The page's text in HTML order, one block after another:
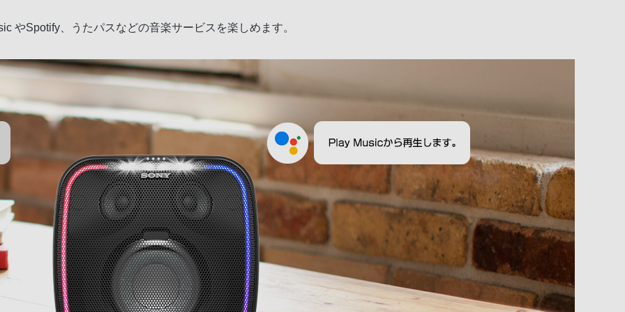
やSpotify、うたパスなどの音楽サービスを楽しめます。